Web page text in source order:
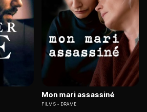
Mon mari assassiné
FILMS DRAME